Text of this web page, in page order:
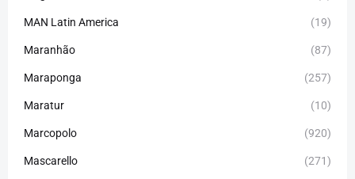
MAN Latin America (19)
Maranhão (87)
Maraponga (257)
Maratur (10)
Marcopolo (920)
Mascarello (271)